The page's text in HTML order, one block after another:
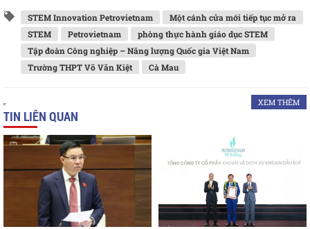
STEM Innovation Petrovietnam
Một cánh cửa mới tiếp tục mở ra
STEM
Petrovietnam
phòng thực hành giáo dục STEM
Tập đoàn Công nghiệp – Năng lượng Quốc gia Việt Nam
Trường THPT Võ Văn Kiệt
Cà Mau
XEM THÊM
TIN LIÊN QUAN